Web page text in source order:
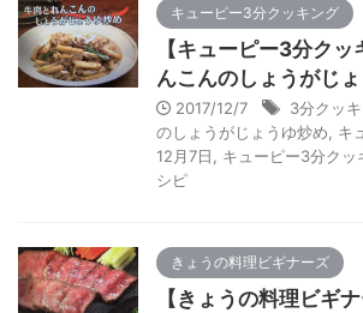
キューピー3分クッキング
【キューピー3分ク
んこんのしょうがじ
2017/12/7
3分クッ
のしょうがじょうゆ炒め
キ
12月7日
キューピー3分クッ
シピ
きょうの料理ビギナーズ
【きょうの料理ビギ